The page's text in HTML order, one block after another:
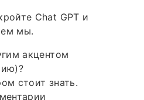
Chat GPT и
мы.
акцентом
стоит знать.